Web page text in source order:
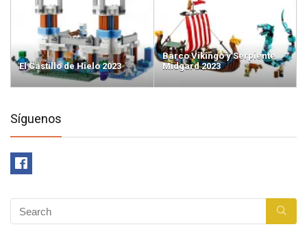
El Castillo de Hielo 2023
Barco Vikingo y Serpiente
Midgard 2023
Síguenos